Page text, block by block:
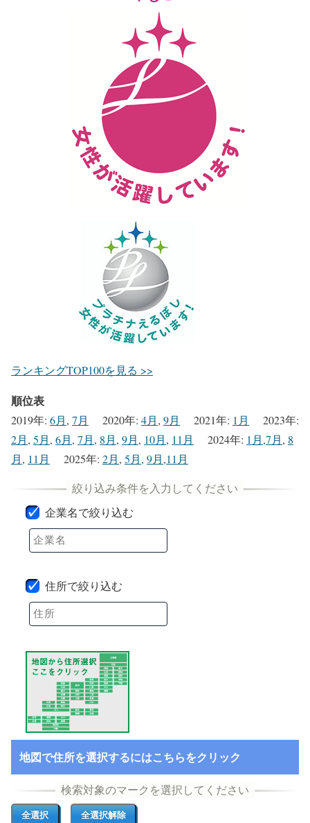
ランキングTOP100を見る >>
順位表
2019年: 6月, 7月 2020年: 4月, 9月 2021年: 1月 2023年:
2月, 5月, 6月, 7月, 8月, 9月, 10月, 11月 2024年: 1月,7月, 8
月, 11月 2025年: 2月, 5月, 9月,11月
企業名で絞り込む
住所で絞り込む
地図で住所を選択するにはこちらをクリック